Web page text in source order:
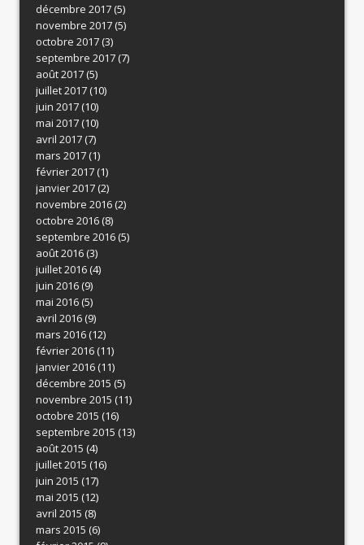
décembre 2017(5)
novembre 2017(5)
octobre 2017(3)
septembre 2017(7)
août 2017(5)
juillet 2017(10)
juin 2017(10)
mai 2017(10)
avril 2017(7)
mars 2017(1)
février 2017(1)
janvier 2017(2)
novembre 2016(2)
octobre 2016(8)
septembre 2016(5)
août 2016(3)
juillet 2016(4)
juin 2016(9)
mai 2016(5)
avril 2016(9)
mars 2016(12)
février 2016(11)
janvier 2016(11)
décembre 2015 (5)
novembre 2015 (11)
octobre 2015 (16)
septembre 2015 (13)
août 2015 (4)
juillet 2015 (16)
juin 2015 (17)
mai 2015 (12)
avril 2015 (8)
mars 2015 (6)